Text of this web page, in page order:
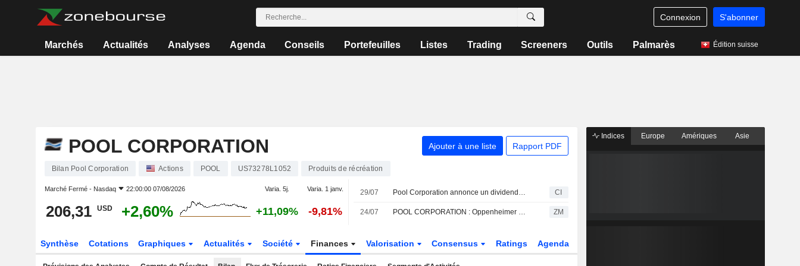
Connexion S'abonner
Marchés Actualités Analyses Agenda Conseils Portefeuilles Listes Trading Screeners Outils Palmarès Édition suisse
POOL CORPORATION Ajouter à une liste Rapport PDF
Bilan Pool Corporation Actions POOL US73278L1052 Produits de récréation
Marché Fermé - Nasdaq 22:00:00 07/08/2026 Varia. 5j. Varia. 1 janv.
206,31 USD +2,60% +11,09% -9,81%
29/07 Pool Corporation annonce un dividende trimestriel en numéraire, payable le 27 août 2026 CI
24/07 POOL CORPORATION : Oppenheimer persiste à l'achat ZM
Synthèse Cotations Graphiques Actualités Société Finances Valorisation Consensus Ratings Agenda
Indices Europe Amériques Asie